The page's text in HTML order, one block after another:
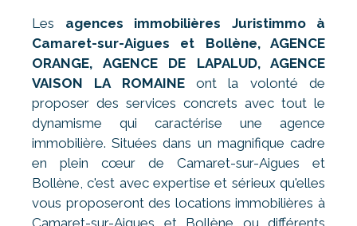
Les agences immobilières Juristimmo à
Camaret-sur-Aigues
et Bollène, AGENCE
ORANGE, AGENCE DE LAPALUD, AGENCE
VAISON LA ROMAINE ont la volonté de
proposer des services concrets avec tout le
dynamisme qui caractérise une agence
immobilière. Situées dans un magnifique cadre
en plein cœur de Camaret-sur-Aigues et
Bollène, c'est avec expertise et sérieux qu'elles
vous proposeront des locations immobilières à
Camaret-sur-Aigues et Bollène ou différents